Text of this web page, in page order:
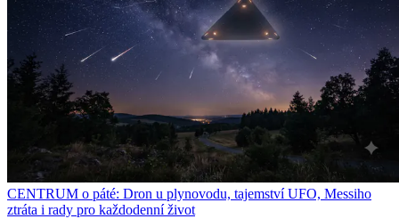
CENTRUM o páté: Dron u plynovodu, tajemství UFO, Messiho
ztráta i rady pro každodenní život